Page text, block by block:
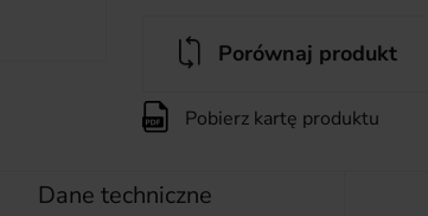
Porównaj produkt
Pobierz kartę produktu
Dane techniczne